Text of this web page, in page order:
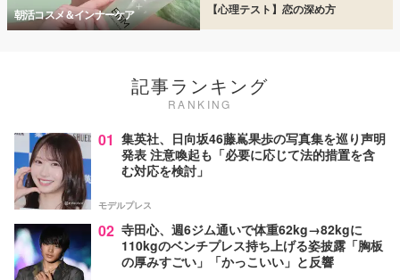
朝活コスメ＆インナーケア 【心理テスト】恋の深め方
記事ランキング
RANKING
01 集英社、日向坂46藤嶌果歩の写真集を巡り声明
発表 注意喚起も「必要に応じて法的措置を含
む対応を検討」
モデルプレス
02 寺田心、週6ジム通いで体重62kg→82kgに
110kgのベンチプレス持ち上げる姿披露「胸板
の厚みすごい」「かっこいい」と反響